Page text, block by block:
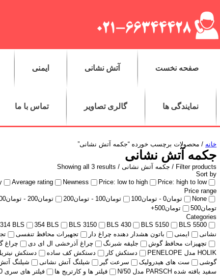
صفحه نخست آتش نشانی ایمنی
نمایندگی ها گالری تصاویر تماس با ما
خانه / محصولات برچسب خورده “جکمه آتش نشانی”
جکمه آتش نشانی
Filter products / جکمه آتش نشانی / Showing all 3 results
Sort by
Average rating Newness Price: low to high
Price: high to low
Price range
None
تومان0
- تومان100 تومان100
- تومان200 تومان200
- تومان
تومان500 تومان500
+
Categories
314 BLS
354 BLS BLS 3150 BLS 430 BLS 5150
BLS 5500
نشانی
ایمنی باتون هشدار دهنده چراغ دار تجهیرات محافظ تنفسی
تچهیزات محافظ گوش
جلیقه شبرنگ چراغ آذرخشی ال ای دی
چراغ
HOLIK مدل PENELOPE
دستکش کار دستکش کف ساده
دستکش
گوشی
ست های هیدرولیک سرعت گیر شیلنگ آتش نشانی
شیلنگ
سفید بافته شده PARSCH مدل N/50
فیلتر ها و کارتریج ها
فیلتر های سری 400 BLS